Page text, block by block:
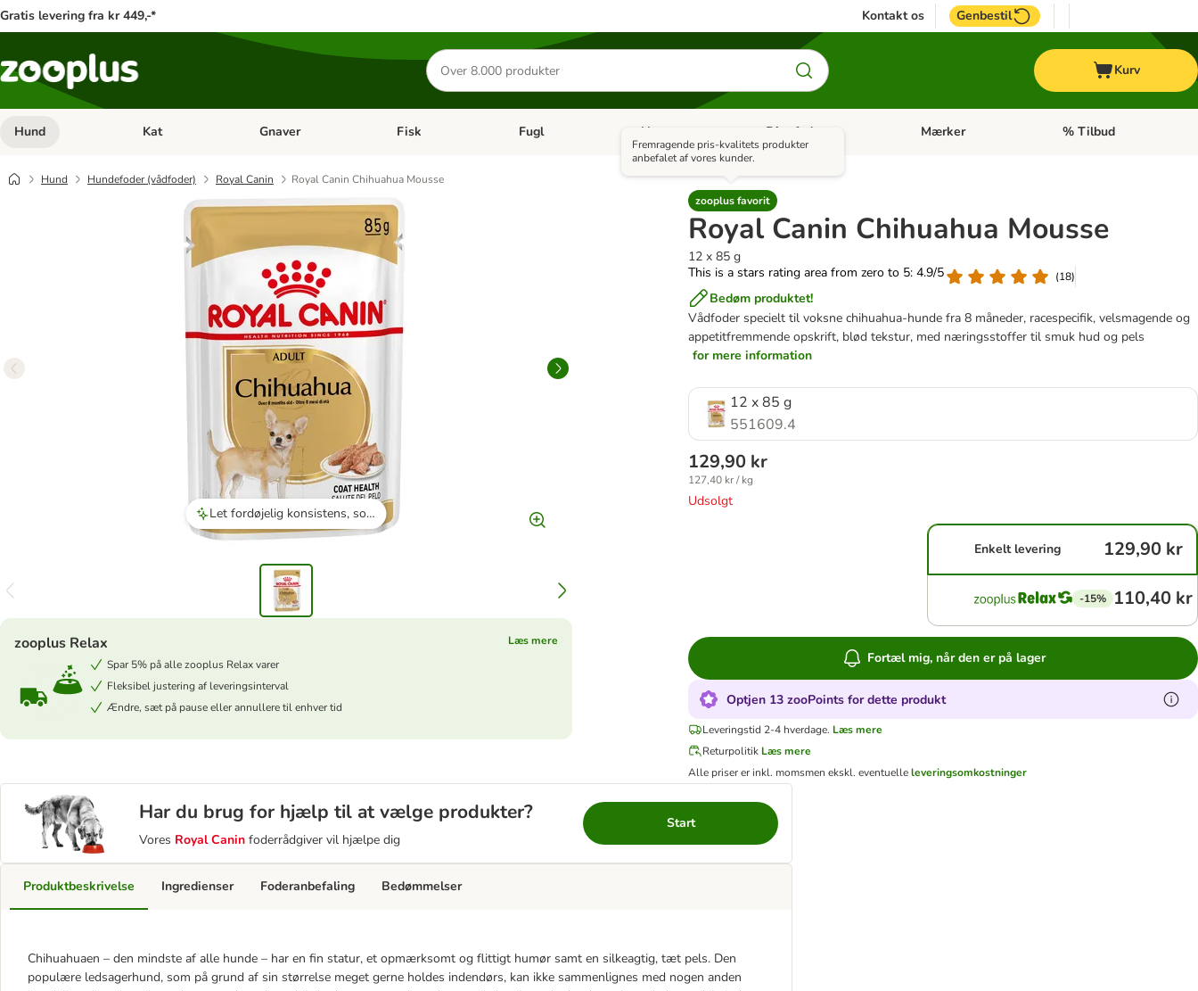
Gratis levering fra kr 449,-* Kontakt os Genbestil
Søg
efter
produkter
Kurv
Hund Åben kategori menu: Hund
Kat Åben kategori menu: Kat
Gnaver Åben kategori menu: Gnaver
Fisk Åben kategori menu: Fisk
Fugl Åben kategori menu: Fugl
Hest Åben kategori menu: Hest
Diætfoder Åben kategori menu: Diætfoder
Mærker Åben kategori menu:
% Tilbud
Hund Hundefoder (vådfoder) Royal Canin
Royal Canin Chihuahua Mousse
zooplus favorit
Fremragende pris-kvalitets produkter
anbefalet af vores kunder.
Royal Canin Chihuahua Mousse
12 x 85 g
This is a stars rating area from zero to 5: 4.9/5
(18)
Bedøm produktet!
Vådfoder specielt til voksne chihuahua-hunde fra 8 måneder, racespecifik, velsmagende og
appetitfremmende opskrift, blød tekstur, med næringsstoffer til smuk hud og pels
for mere information
Let fordøjelig konsistens, som er ideel for hunde med følsomme maver.
zooplus Relax
Læs mere
Spar 5% på alle zooplus Relax varer
Fleksibel justering af leveringsinterval
Ændre, sæt på pause eller annullere til enhver tid
12 x 85 g
551609.4
129,90 kr
127,40 kr / kg
Udsolgt
Enkelt levering 129,90 kr
-15% 110,40 kr
Fortæl mig, når den er på lager
Optjen 13 zooPoints for dette produkt
Leveringstid 2-4 hverdage. Læs mere
Returpolitik Læs mere
Alle priser er inkl. momsmen ekskl. eventuelleleveringsomkostninger
Har du brug for hjælp til at vælge produkter?
Vores Royal Canin foderrådgiver vil hjælpe dig
Start
Produktbeskrivelse
Chihuahuaen – den mindste af alle hunde – har en fin statur, et opmærksomt og flittigt humør samt en silkeagtig, tæt pels. Den
populære ledsagerhund, som på grund af sin størrelse meget gerne holdes indendørs, kan ikke sammenlignes med nogen anden
Ingredienser Foderanbefaling Bedømmelser